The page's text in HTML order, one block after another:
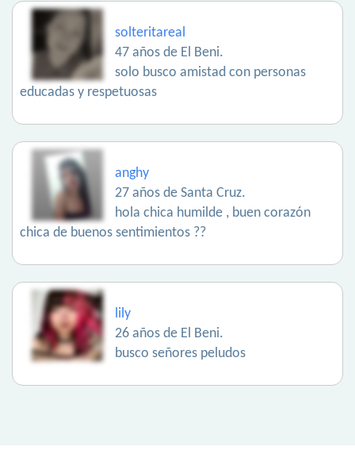
solteritareal
47 años de El Beni.
solo busco amistad con personas
educadas y respetuosas
anghy
27 años de Santa Cruz.
hola chica humilde , buen corazón
chica de buenos sentimientos ??
lily
26 años de El Beni.
busco señores peludos